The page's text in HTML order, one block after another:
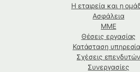
Η εταιρεία και η
Ασφάλεια
ΜΜΕ
Θέσεις εργασίας
Κατάσταση
Σχέσεις επενδυτών
Συνεργασίες